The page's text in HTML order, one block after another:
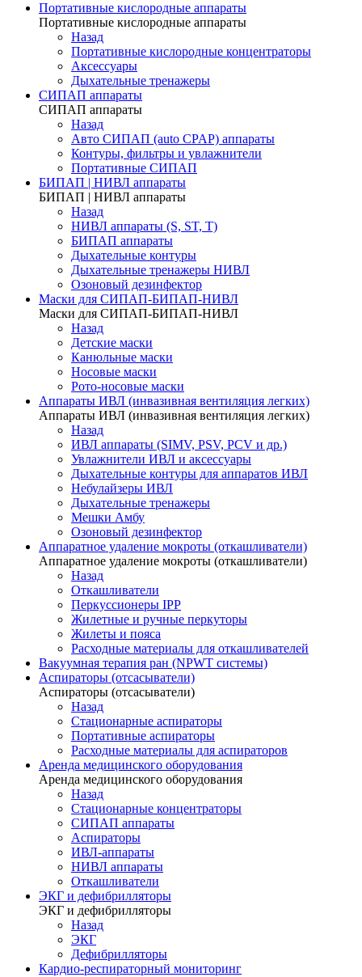
Портативные кислородные аппараты
Портативные кислородные аппараты
Назад
Портативные кислородные концентраторы
Аксессуары
Дыхательные тренажеры
СИПАП аппараты
СИПАП аппараты
Назад
Aвто СИПАП (auto CPAP) аппараты
Контуры, фильтры и увлажнители
Портативные СИПАП
БИПАП | НИВЛ аппараты
БИПАП | НИВЛ аппараты
Назад
НИВЛ аппараты (S, ST, T)
БИПАП аппараты
Дыхательные контуры
Дыхательные тренажеры НИВЛ
Озоновый дезинфектор
Маски для СИПАП-БИПАП-НИВЛ
Маски для СИПАП-БИПАП-НИВЛ
Назад
Детские маски
Канюльные маски
Носовые маски
Рото-носовые маски
Аппараты ИВЛ (инвазивная вентиляция легких)
Аппараты ИВЛ (инвазивная вентиляция легких)
Назад
ИВЛ аппараты (SIMV, PSV, PCV и др.)
Увлажнители ИВЛ и аксессуары
Дыхательные контуры для аппаратов ИВЛ
Небулайзеры ИВЛ
Дыхательные тренажеры
Мешки Амбу
Озоновый дезинфектор
Аппаратное удаление мокроты (откашливатели)
Аппаратное удаление мокроты (откашливатели)
Назад
Откашливатели
Перкуссионеры IPP
Жилетные и ручные перкуторы
Жилеты и пояса
Расходные материалы для откашливателей
Вакуумная терапия ран (NPWT системы)
Аспираторы (отсасыватели)
Аспираторы (отсасыватели)
Назад
Стационарные аспираторы
Портативные аспираторы
Расходные материалы для аспираторов
Аренда медицинского оборудования
Аренда медицинского оборудования
Назад
Стационарные концентраторы
СИПАП аппараты
Аспираторы
ИВЛ-аппараты
НИВЛ аппараты
Откашливатели
ЭКГ и дефибрилляторы
ЭКГ и дефибрилляторы
Назад
ЭКГ
Дефибрилляторы
Кардио-респираторный мониторинг